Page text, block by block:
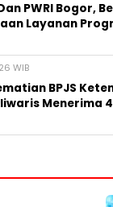
PWRI Bogor,
Layanan
WIB
BPJS
Menerima